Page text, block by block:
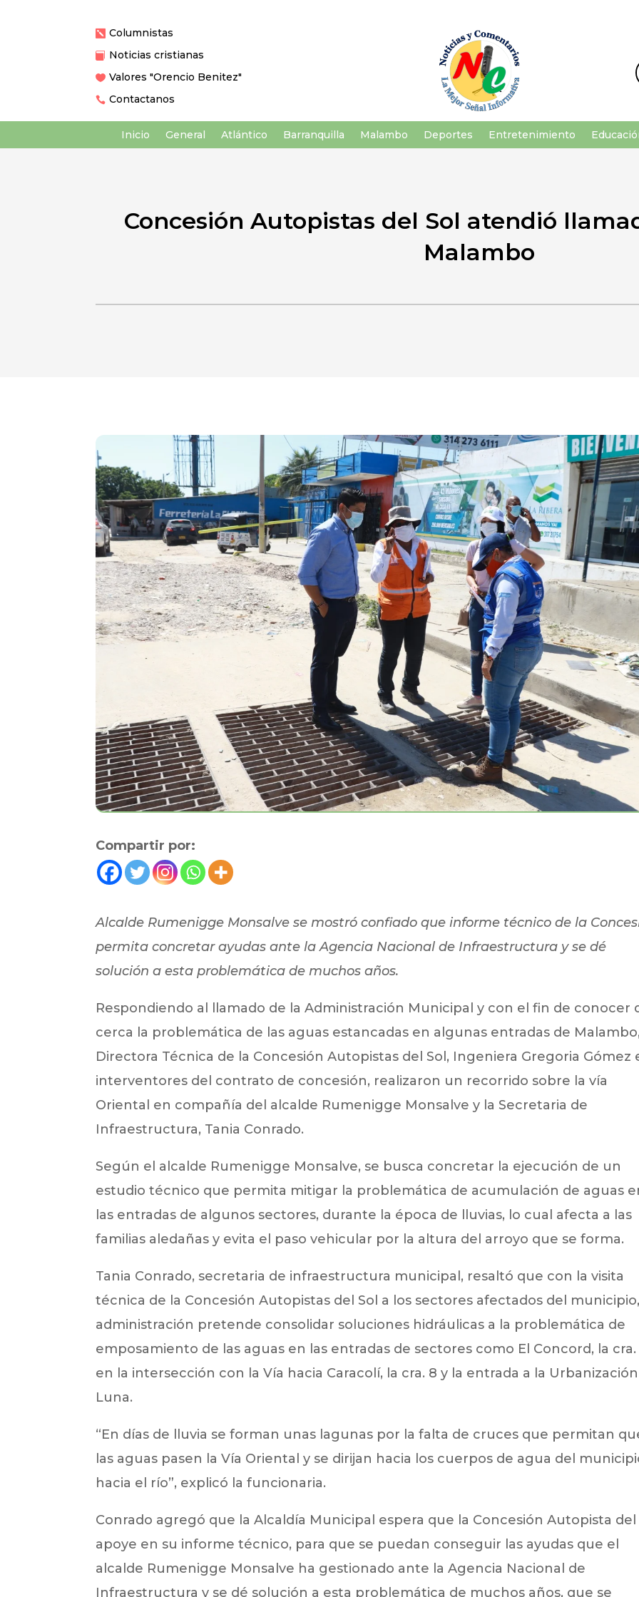
 Columnistas
 Noticias cristianas
 Valores "Orencio Benitez"
 Contactanos
Inicio General Atlántico Barranquilla Malambo Deportes Entretenimiento
Concesión Autopistas del Sol atendió
Malambo
Compartir por:
Alcalde Rumenigge Monsalve se mostró confiado que informe técnico de la
permita concretar ayudas ante la Agencia Nacional de Infraestructura y se dé
solución a esta problemática de muchos años.
Respondiendo al llamado de la Administración Municipal y con el fin de conocer
cerca la problemática de las aguas estancadas en algunas entradas de
Directora Técnica de la Concesión Autopistas del Sol, Ingeniera Gregoria Gómez
interventores del contrato de concesión, realizaron un recorrido sobre la vía
Oriental en compañía del alcalde Rumenigge Monsalve y la Secretaria de
Infraestructura, Tania Conrado.
Según el alcalde Rumenigge Monsalve, se busca concretar la ejecución de un
estudio técnico que permita mitigar la problemática de acumulación de aguas
las entradas de algunos sectores, durante la época de lluvias, lo cual afecta a las
familias aledañas y evita el paso vehicular por la altura del arroyo que se forma.
Tania Conrado, secretaria de infraestructura municipal, resaltó que con la visita
técnica de la Concesión Autopistas del Sol a los sectores afectados del
administración pretende consolidar soluciones hidráulicas a la problemática de
emposamiento de las aguas en las entradas de sectores como El Concord, la cra.
en la intersección con la Vía hacia Caracolí, la cra. 8 y la entrada a la
Luna.
“En días de lluvia se forman unas lagunas por la falta de cruces que permitan
las aguas pasen la Vía Oriental y se dirijan hacia los cuerpos de agua del
hacia el río”, explicó la funcionaria.
Conrado agregó que la Alcaldía Municipal espera que la Concesión Autopista del
apoye en su informe técnico, para que se puedan conseguir las ayudas que el
alcalde Rumenigge Monsalve ha gestionado ante la Agencia Nacional de
Infraestructura y se dé solución a esta problemática de muchos años, que se